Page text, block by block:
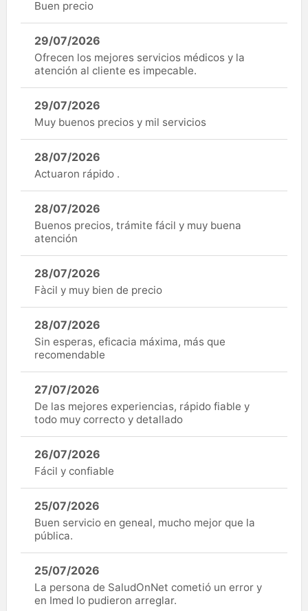
Buen precio
29/07/2026
Ofrecen los mejores servicios médicos y la
atención al cliente es impecable.
29/07/2026
Muy buenos precios y mil servicios
28/07/2026
Actuaron rápido .
28/07/2026
Buenos precios, trámite fácil y muy buena
atención
28/07/2026
Fàcil y muy bien de precio
28/07/2026
Sin esperas, eficacia máxima, más que
recomendable
27/07/2026
De las mejores experiencias, rápido fiable y
todo muy correcto y detallado
26/07/2026
Fácil y confiable
25/07/2026
Buen servicio en geneal, mucho mejor que la
pública.
25/07/2026
La persona de SaludOnNet cometió un error y
en Imed lo pudieron arreglar.